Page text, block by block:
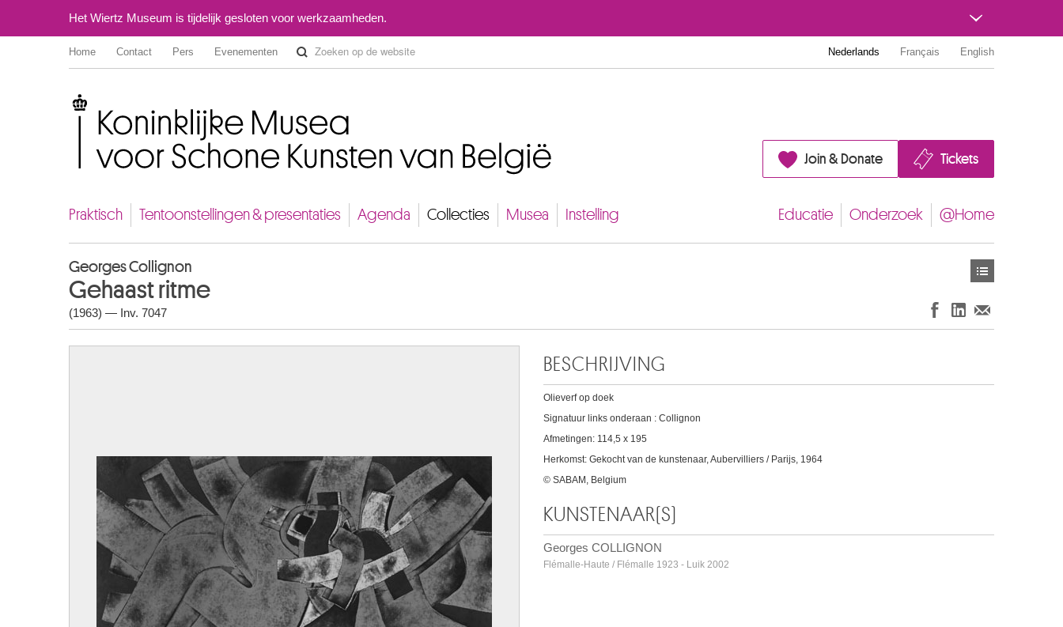
Het Wiertz Museum is tijdelijk gesloten voor werkzaamheden.
Home Contact Pers Evenementen Nederlands Français English
Join & Donate Tickets
Praktisch Tentoonstellingen & presentaties Agenda Collecties Musea Instelling Educatie Onderzoek @Home
Georges Collignon
Gehaast ritme
(1963) — Inv. 7047
BESCHRIJVING
Olieverf op doek
Signatuur links onderaan : Collignon
Afmetingen: 114,5 x 195
Herkomst: Gekocht van de kunstenaar, Aubervilliers / Parijs, 1964
© SABAM, Belgium
KUNSTENAAR(S)
Georges COLLIGNON
Flémalle-Haute / Flémalle 1923 - Luik 2002